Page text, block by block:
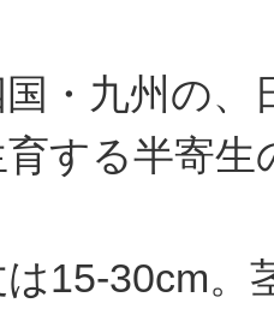
・九州の、
する半寄生
15-30cm。